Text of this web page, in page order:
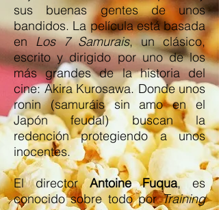
sus buenas gentes de unos
bandidos. La película está basada
enLos 7 Samurais, un clásico,
escrito y dirigido por uno de los
más grandes de la historia del
cine: Akira Kurosawa. Donde unos
ronin (samuráis sin amo en el
Japón feudal) buscan la
redención protegiendo a unos
inocentes.
El directorAntoine Fuqua, es
conocido sobre todo porTraining